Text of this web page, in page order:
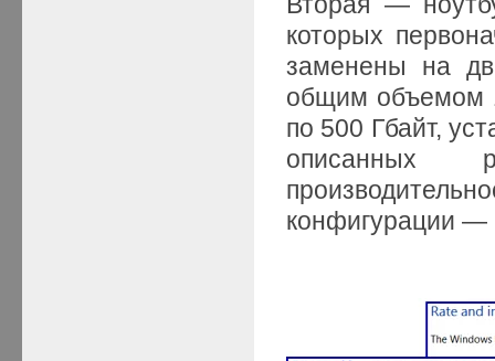
которых
заменены на
общим объемом
по 500 Гбайт,
описанных
конфигурации —